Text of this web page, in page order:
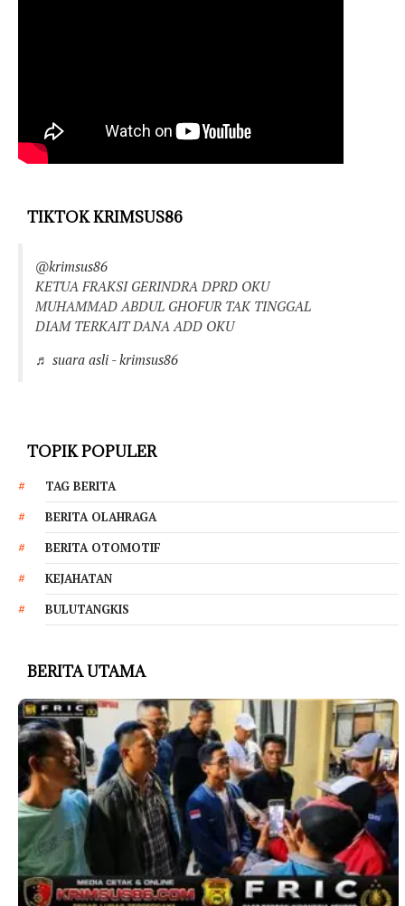
TIKTOK KRIMSUS86
@krimsus86
KETUA FRAKSI GERINDRA DPRD OKU
MUHAMMAD ABDUL GHOFUR TAK TINGGAL
DIAM TERKAIT DANA ADD OKU
♬ suara asli - krimsus86
TOPIK POPULER
TAG BERITA
BERITA OLAHRAGA
BERITA OTOMOTIF
KEJAHATAN
BULUTANGKIS
BERITA UTAMA